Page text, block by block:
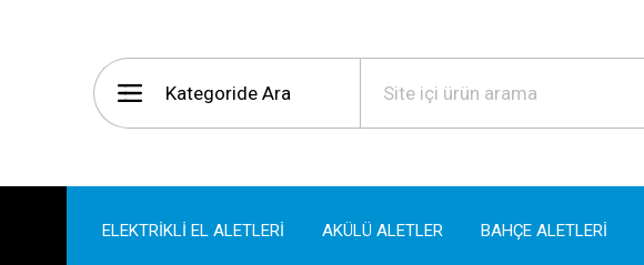
ELEKTRİKLİ EL ALETLERİ AKÜLÜ ALETLER BAHÇE ALETLERİ